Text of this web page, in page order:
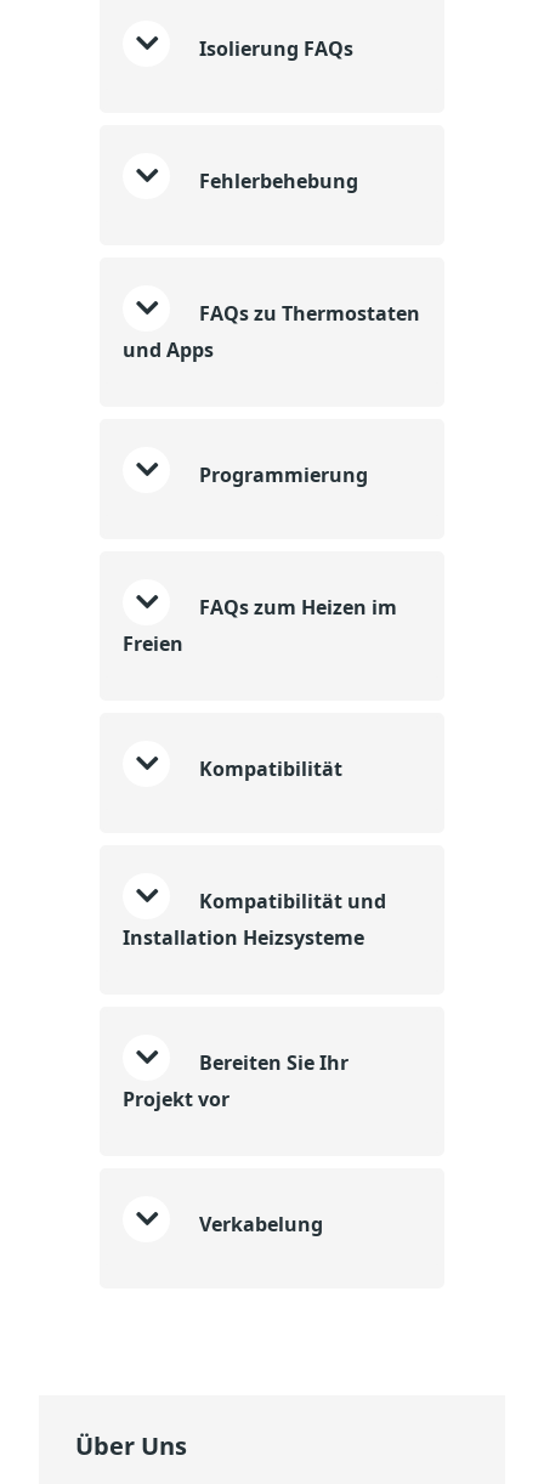
Isolierung FAQs
Fehlerbehebung
FAQs zu Thermostaten
und Apps
Programmierung
FAQs zum Heizen im
Freien
Kompatibilität
Kompatibilität und
Installation Heizsysteme
Bereiten Sie Ihr
Projekt vor
Verkabelung
Über Uns